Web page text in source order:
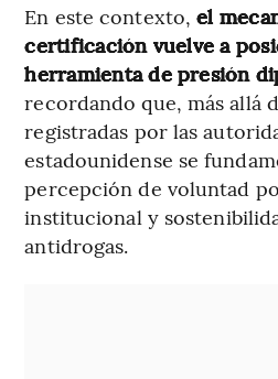
En este contexto,el
certificación vuelve a
herramienta de presión
recordando que, más allá
registradas por las
estadounidense se
percepción de voluntad
institucional y
antidrogas.